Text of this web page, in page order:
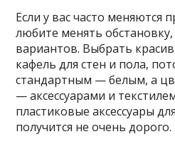
Если у вас часто меняются
любите менять
вариантов. Выбрать
кафель для стен и пола,
стандартным — белым, а
— аксессуарами и
пластиковые аксессуары
получится не очень дорого.